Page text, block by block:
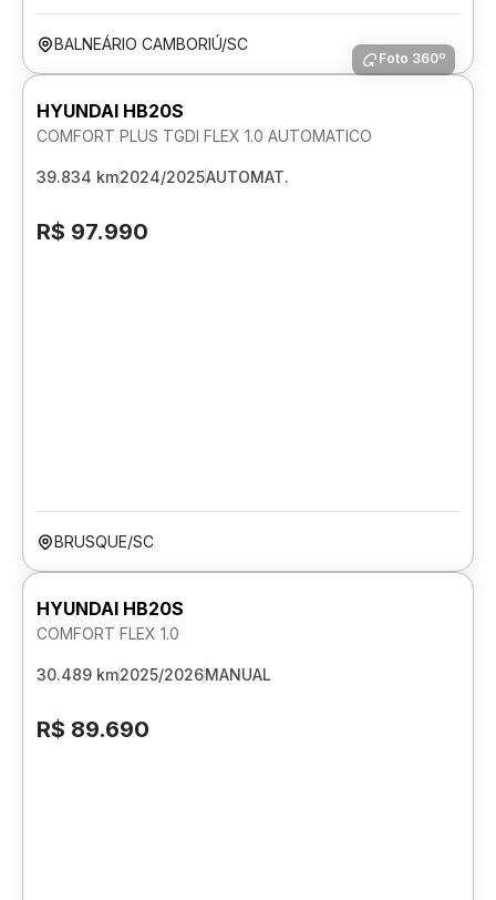
BALNEÁRIO CAMBORIÚ/SC
Foto 360º
HYUNDAI HB20S
COMFORT PLUS TGDI FLEX 1.0 AUTOMATICO
39.834 km2024/2025AUTOMAT.
R$ 97.990
BRUSQUE/SC
HYUNDAI HB20S
COMFORT FLEX 1.0
30.489 km2025/2026MANUAL
R$ 89.690